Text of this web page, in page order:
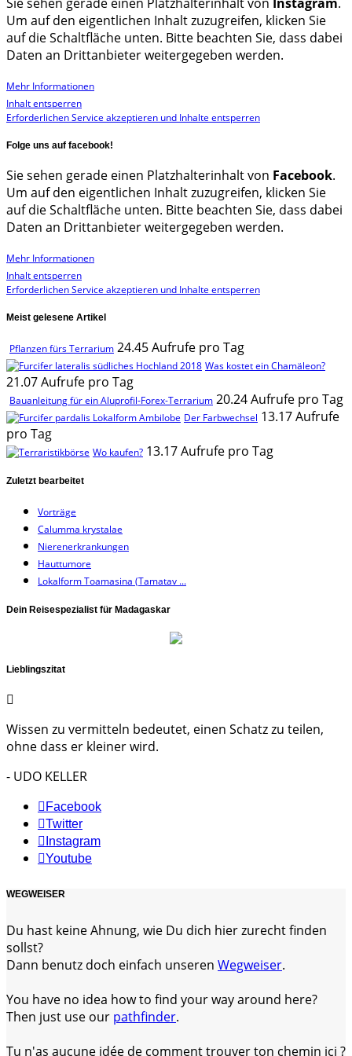
Um auf den eigentlichen Inhalt zuzugreifen, klicken Sie
auf die Schaltfläche unten. Bitte beachten Sie, dass dabei
Daten an Drittanbieter weitergegeben werden.
Mehr Informationen
Inhalt entsperren
Erforderlichen Service akzeptieren und Inhalte entsperren
Folge uns auf facebook!
Sie sehen gerade einen Platzhalterinhalt von Facebook.
Um auf den eigentlichen Inhalt zuzugreifen, klicken Sie
auf die Schaltfläche unten. Bitte beachten Sie, dass dabei
Daten an Drittanbieter weitergegeben werden.
Mehr Informationen
Inhalt entsperren
Erforderlichen Service akzeptieren und Inhalte entsperren
Meist gelesene Artikel
Pflanzen fürs Terrarium 24.45 Aufrufe pro Tag
Was kostet ein Chamäleon?
21.07 Aufrufe pro Tag
Bauanleitung für ein Aluprofil-Forex-Terrarium 20.24 Aufrufe pro Tag
Der Farbwechsel 13.17 Aufrufe
pro Tag
Wo kaufen? 13.17 Aufrufe pro Tag
Zuletzt bearbeitet
Vorträge
Calumma krystalae
Nierenerkrankungen
Hauttumore
Lokalform Toamasina (Tamatav ...
Dein Reisespezialist für Madagaskar
Lieblingszitat
Wissen zu vermitteln bedeutet, einen Schatz zu teilen,
ohne dass er kleiner wird.
- UDO KELLER
Facebook
Twitter
Instagram
Youtube
WEGWEISER
Du hast keine Ahnung, wie Du dich hier zurecht finden
sollst?
Dann benutz doch einfach unseren Wegweiser.
You have no idea how to find your way around here?
Then just use our pathfinder.
Tu n'as aucune idée de comment trouver ton chemin ici ?